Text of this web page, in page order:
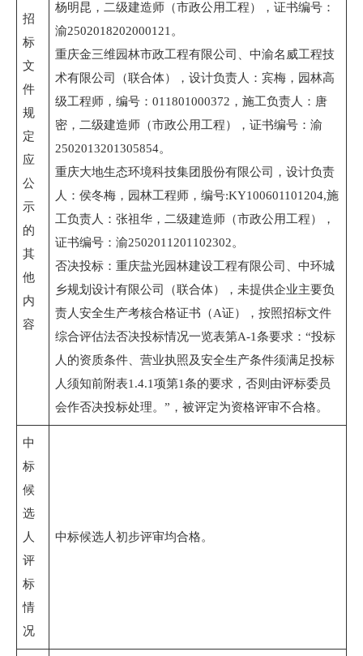
招
标
文
件
规
定
应
公
示
的
其
他
内
容
杨明昆，二级建造师（市政公用工程），证书编号：
渝2502018202000121。
重庆金三维园林市政工程有限公司、中渝名威工程技
术有限公司（联合体），设计负责人：宾梅，园林高
级工程师，编号：011801000372，施工负责人：唐
密，二级建造师（市政公用工程），证书编号：渝
2502013201305854。
重庆大地生态环境科技集团股份有限公司，设计负责
人：侯冬梅，园林工程师，编号:KY100601101204,施
工负责人：张祖华，二级建造师（市政公用工程），
证书编号：渝2502011201102302。
否决投标：重庆盐光园林建设工程有限公司、中环城
乡规划设计有限公司（联合体），未提供企业主要负
责人安全生产考核合格证书（A证），按照招标文件
综合评估法否决投标情况一览表第A-1条要求：“投标
人的资质条件、营业执照及安全生产条件须满足投标
人须知前附表1.4.1项第1条的要求，否则由评标委员
会作否决投标处理。”，被评定为资格评审不合格。
中
标
候
选
人
评
标
情
况
中标候选人初步评审均合格。